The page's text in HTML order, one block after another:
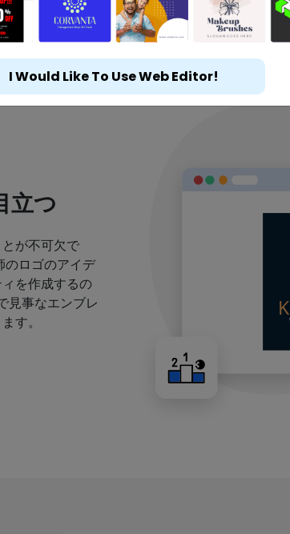
立つ
が不可欠で
のロゴのアイデ
を作成するの
見事なエンブレ
す。
I Would Like To Use Web Editor!